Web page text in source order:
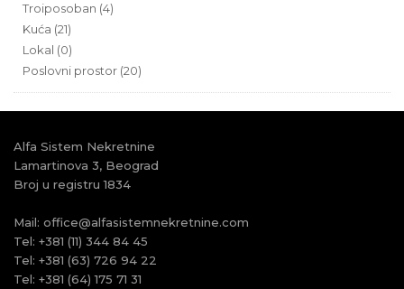
Troiposoban (4)
Kuća (21)
Lokal (0)
Poslovni prostor (20)
Alfa Sistem Nekretnine
Lamartinova 3, Beograd
Broj u registru 1834
Mail: office@alfasistemnekretnine.com
Tel: +381 (11) 344 84 45
Tel: +381 (63) 726 94 22
Tel: +381 (64) 175 71 31